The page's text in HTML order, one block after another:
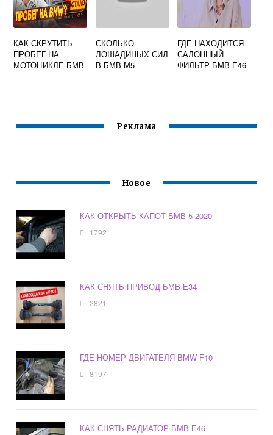
КАК СКРУТИТЬ
ПРОБЕГ НА
МОТОЦИКЛЕ БМВ
СКОЛЬКО
ЛОШАДИНЫХ СИЛ
В БМВ М5
ГДЕ НАХОДИТСЯ
САЛОННЫЙ
ФИЛЬТР БМВ Е46
Реклама
Новое
КАК ОТКРЫТЬ КАПОТ БМВ 5 2020
1792
КАК СНЯТЬ ПРИВОД БМВ Е34
2821
ГДЕ НОМЕР ДВИГАТЕЛЯ BMW F10
8197
КАК СНЯТЬ РАДИАТОР БМВ Е46